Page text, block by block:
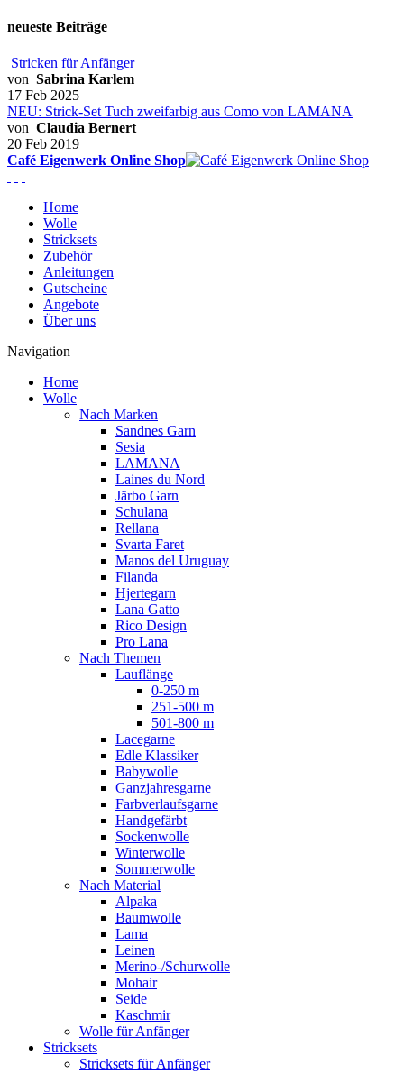
neueste Beiträge
Stricken für Anfänger
von Sabrina Karlem
17 Feb 2025
NEU: Strick-Set Tuch zweifarbig aus Como von LAMANA
von Claudia Bernert
20 Feb 2019
Café Eigenwerk Online Shop
Home
Wolle
Stricksets
Zubehör
Anleitungen
Gutscheine
Angebote
Über uns
Navigation
Home
Wolle
Nach Marken
Sandnes Garn
Sesia
LAMANA
Laines du Nord
Järbo Garn
Schulana
Rellana
Svarta Faret
Manos del Uruguay
Filanda
Hjertegarn
Lana Gatto
Rico Design
Pro Lana
Nach Themen
Lauflänge
0-250 m
251-500 m
501-800 m
Lacegarne
Edle Klassiker
Babywolle
Ganzjahresgarne
Farbverlaufsgarne
Handgefärbt
Sockenwolle
Winterwolle
Sommerwolle
Nach Material
Alpaka
Baumwolle
Lama
Leinen
Merino-/Schurwolle
Mohair
Seide
Kaschmir
Wolle für Anfänger
Stricksets
Stricksets für Anfänger